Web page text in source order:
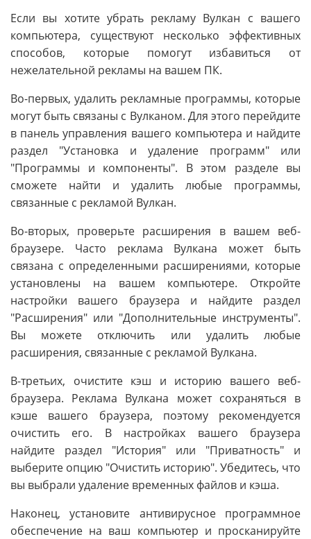
Если вы хотите убрать рекламу Вулкан с вашего
компьютера, существуют несколько эффективных
способов, которые помогут избавиться от
нежелательной рекламы на вашем ПК.
Во-первых, удалить рекламные программы, которые
могут быть связаны с Вулканом. Для этого перейдите
в панель управления вашего компьютера и найдите
раздел "Установка и удаление программ" или
"Программы и компоненты". В этом разделе вы
сможете найти и удалить любые программы,
связанные с рекламой Вулкан.
Во-вторых, проверьте расширения в вашем веб-
браузере. Часто реклама Вулкана может быть
связана с определенными расширениями, которые
установлены на вашем компьютере. Откройте
настройки вашего браузера и найдите раздел
"Расширения" или "Дополнительные инструменты".
Вы можете отключить или удалить любые
расширения, связанные с рекламой Вулкана.
В-третьих, очистите кэш и историю вашего веб-
браузера. Реклама Вулкана может сохраняться в
кэше вашего браузера, поэтому рекомендуется
очистить его. В настройках вашего браузера
найдите раздел "История" или "Приватность" и
выберите опцию "Очистить историю". Убедитесь, что
вы выбрали удаление временных файлов и кэша.
Наконец, установите антивирусное программное
обеспечение на ваш компьютер и просканируйте